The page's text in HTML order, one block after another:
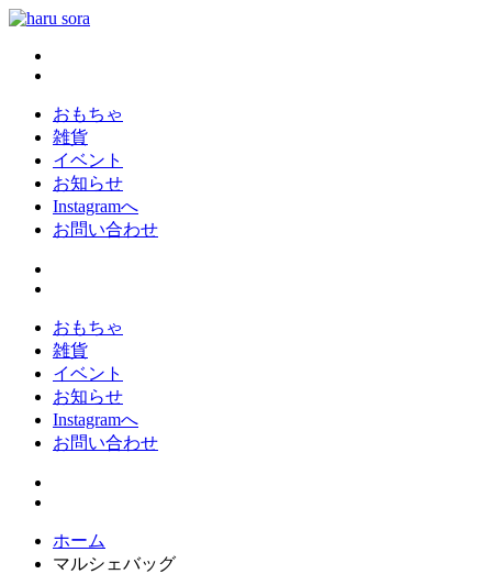
コ
haru sora
新しいharusoraもよろしくおねがいします
おもちゃ
雑貨
イベント
お知らせ
Instagramへ
お問い合わせ
おもちゃ
雑貨
イベント
お知らせ
Instagramへ
お問い合わせ
ホーム
マルシェバッグ